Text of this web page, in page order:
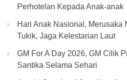
Perhotelan Kepada Anak-anak
Hari Anak Nasional, Merusaka
Tukik, Jaga Kelestarian Laut
GM For A Day 2026, GM Cilik
Santika Selama Sehari